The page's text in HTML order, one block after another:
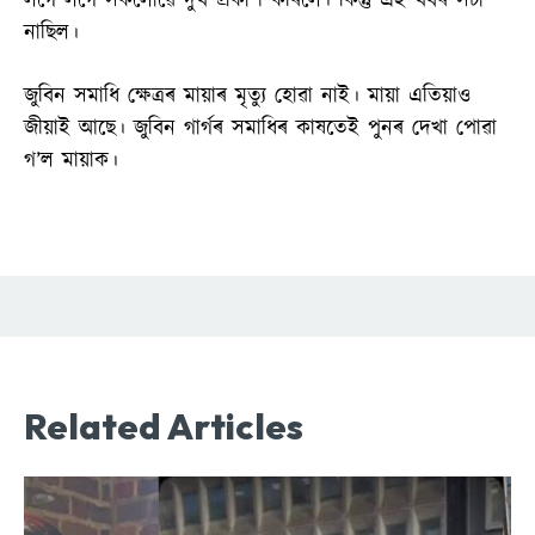
নাছিল।
জুবিন সমাধি ক্ষেত্ৰৰ মায়াৰ মৃত্যু হোৱা নাই। মায়া এতিয়াও
জীয়াই আছে। জুবিন গাৰ্গৰ সমাধিৰ কাষতেই পুনৰ দেখা পোৱা
গ’ল মায়াক।
Related Articles